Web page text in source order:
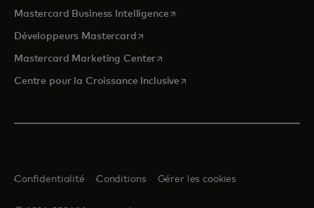
Mastercard Business Intelligences’ouvre dans un nouvel onglet
Développeurs Mastercards’ouvre dans un nouvel onglet
Mastercard Marketing Centers’ouvre dans un nouvel onglet
Centre pour la Croissance Inclusive s’ouvre dans un nouvel
Confidentialité Conditions Gérer les cookies